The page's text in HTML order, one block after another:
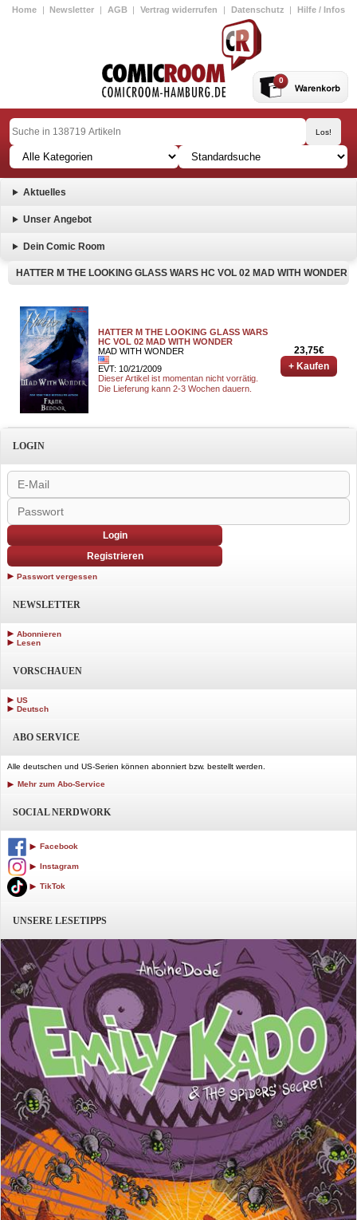
Home | Newsletter | AGB | Vertrag widerrufen | Datenschutz | Hilfe / Infos
0
Aktuelles
Unser Angebot
Dein Comic Room
HATTER M THE LOOKING GLASS WARS HC VOL 02 MAD WITH WONDER
HATTER M THE LOOKING GLASS WARS
HC VOL 02 MAD WITH WONDER
MAD WITH WONDER
EVT: 10/21/2009
Dieser Artikel ist momentan nicht vorrätig.
Die Lieferung kann 2-3 Wochen dauern.
23,75€
+ Kaufen
LOGIN
Login
Registrieren
Passwort vergessen
NEWSLETTER
Abonnieren
Lesen
VORSCHAUEN
US
Deutsch
ABO SERVICE
Alle deutschen und US-Serien können abonniert bzw. bestellt werden.
Mehr zum Abo-Service
SOCIAL NERDWORK
Facebook
Instagram
TikTok
UNSERE LESETIPPS